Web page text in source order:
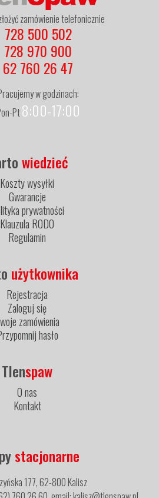
zamówienie telefonicznie
728 500 502
728 970 900
62 760 26 47
w godzinach:
Pt8:00-17:00
wiedzieć
Koszty wysyłki
Gwarancje
prywatności
Klauzula RODO
Regulamin
użytkownika
Rejestracja
Zaloguj się
zamówienia
hasło
Tlenspaw
O nas
Kontakt
stacjonarne
177, 62-800 Kalisz